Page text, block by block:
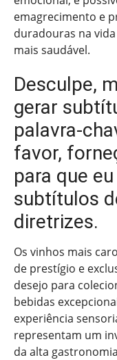
emagrecimento e
duradouras na
mais saudável.
Desculpe,
gerar
palavra-
favor,
para que
subtítulos
diretrizes.
Os vinhos mais
de prestígio e
desejo para
bebidas
experiência
representam um
da alta